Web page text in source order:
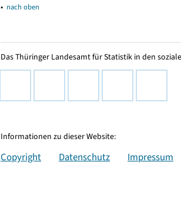
▴ nach oben
Das Thüringer Landesamt für Statistik in den
Informationen zu dieser Website:
Copyright Datenschutz Impressum